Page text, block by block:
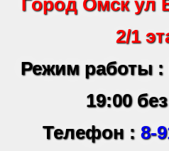
2/1
Режим работы :
19:00
Телефон : 8-